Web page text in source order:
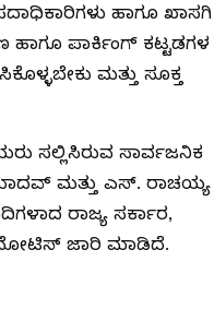
ಹಾಗೂ ಖಾಸಗಿ
ಪಾರ್ಕಿಂಗ್ ಕಟ್ಟಡಗಳ
ಮತ್ತು ಸೂಕ್ತ
ಸಲ್ಲಿಸಿರುವ ಸಾರ್ವಜನಿಕ
ಮತ್ತು ಎಸ್. ರಾಚಯ್ಯ
ರಾಜ್ಯ ಸರ್ಕಾರ,‌
ನೋಟಿಸ್ ಜಾರಿ ಮಾಡಿದೆ.